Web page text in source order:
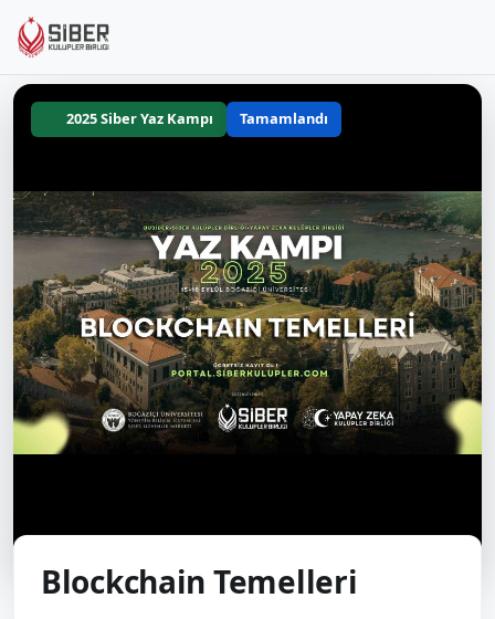
2025 Siber Yaz Kampı Tamamlandı
Blockchain Temelleri